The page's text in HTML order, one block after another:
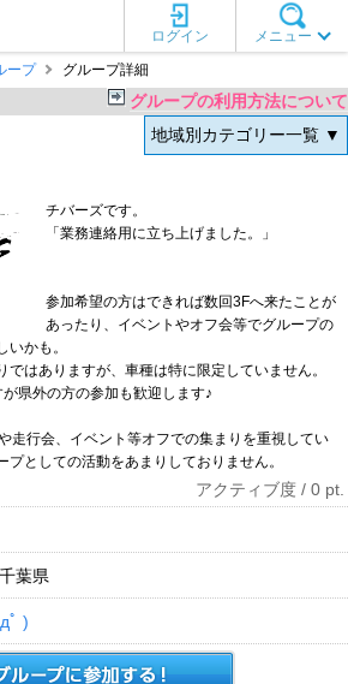
メニュー
ログイン
ープ グループ詳細
グループの利用方法について
地域別カテゴリー一覧 ▼
チバーズです。
「業務連絡用に立ち上げました。」
参加希望の方はできれば数回3Fへ来たことが
あったり、イベントやオフ会等でグループの
かも。
ではありますが、車種は特に限定していません。
県外の方の参加も歓迎します♪
走行会、イベント等オフでの集まりを重視してい
プとしての活動をあまりしておりません。
アクティブ度 / 0 pt.
葉県
ﾟ )